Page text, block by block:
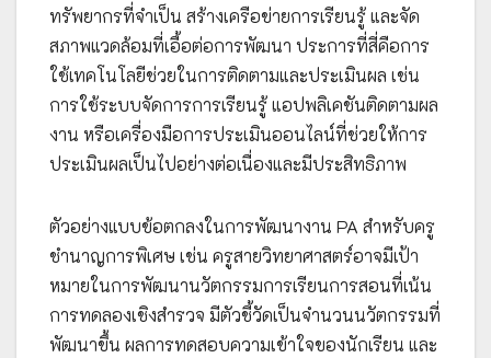
ทรัพยากรที่จำเป็น สร้างเครือข่ายการเรียนรู้ และจัด
สภาพแวดล้อมที่เอื้อต่อการพัฒนา ประการที่สี่คือการ
ใช้เทคโนโลยีช่วยในการติดตามและประเมินผล เช่น
การใช้ระบบจัดการการเรียนรู้ แอปพลิเคชันติดตามผล
งาน หรือเครื่องมือการประเมินออนไลน์ที่ช่วยให้การ
ประเมินผลเป็นไปอย่างต่อเนื่องและมีประสิทธิภาพ
ตัวอย่างแบบข้อตกลงในการพัฒนางาน PA สำหรับครู
ชำนาญการพิเศษ เช่น ครูสายวิทยาศาสตร์อาจมีเป้า
หมายในการพัฒนานวัตกรรมการเรียนการสอนที่เน้น
การทดลองเชิงสำรวจ มีตัวชี้วัดเป็นจำนวนนวัตกรรมที่
พัฒนาขึ้น ผลการทดสอบความเข้าใจของนักเรียน และ